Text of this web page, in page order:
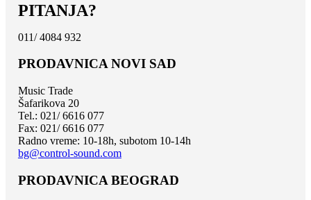
PITANJA?
011/ 4084 932
PRODAVNICA NOVI SAD
Music Trade
Šafarikova 20
Tel.: 021/ 6616 077
Fax: 021/ 6616 077
Radno vreme: 10-18h, subotom 10-14h
bg@control-sound.com
PRODAVNICA BEOGRAD